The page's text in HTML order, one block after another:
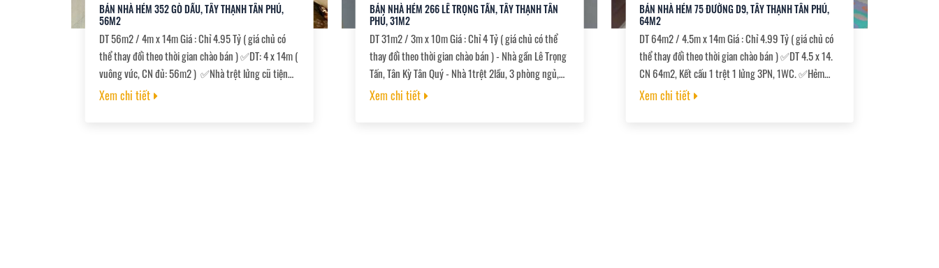
BÁN NHÀ HẺM 352 GÒ DẦU, TÂY THẠNH TÂN PHÚ,
56M2
DT 56m2 / 4m x 14m Giá : Chỉ 4.95 Tỷ ( giá chủ có
thể thay đổi theo thời gian chào bán ) ✅DT: 4 x 14m (
vuông vức, CN đủ: 56m2 ) ✅Nhà trệt lửng cũ tiện
sửa chữa hoặc xây mới. MĐ xây dựng: Trệt Lửng 3 lầu
Xem chi tiết
BÁN NHÀ HẺM 266 LÊ TRỌNG TẤN, TÂY THẠNH TÂN
PHÚ, 31M2
DT 31m2 / 3m x 10m Giá : Chỉ 4 Tỷ ( giá chủ có thể
thay đổi theo thời gian chào bán ) - Nhà gần Lê Trọng
Tấn, Tân Kỳ Tân Quý - Nhà 1trệt 2lầu, 3 phòng ngủ,
2WC - Đang cho thuê 7triệu/tháng - Ngang 3x10m,
Xem chi tiết
BÁN NHÀ HẺM 75 ĐƯỜNG D9, TÂY THẠNH TÂN PHÚ,
64M2
DT 64m2 / 4.5m x 14m Giá : Chỉ 4.99 Tỷ ( giá chủ có
thể thay đổi theo thời gian chào bán ) ✅DT 4.5 x 14.
CN 64m2, Kết cấu 1 trệt 1 lửng 3PN, 1WC. ✅Hẻm
trước nhà 3.5m, gần chợ, trường học, KCN Tân Bình,
Xem chi tiết